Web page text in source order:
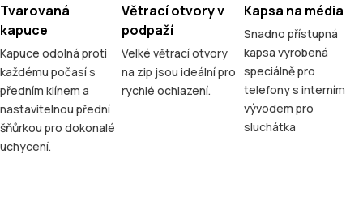
Tvarovaná
kapuce
Kapuce odolná proti
každému počasí s
předním klínem a
nastavitelnou přední
šňůrkou pro dokonalé
uchycení.
Větrací otvory v
podpaží
Velké větrací otvory
na zip jsou ideální pro
rychlé ochlazení.
Kapsa na média
Snadno přístupná
kapsa vyrobená
speciálně pro
telefony s interním
vývodem pro
sluchátka